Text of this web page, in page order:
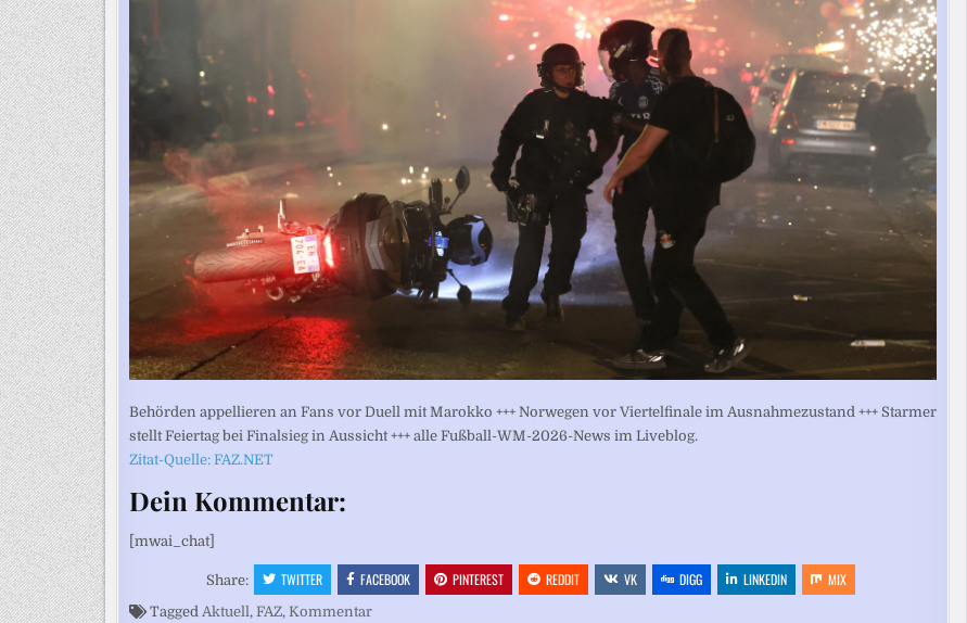
Behörden appellieren an Fans vor Duell mit Marokko +++ Norwegen vor Viertelfinale im Ausnahmezustand +++ Starmer
stellt Feiertag bei Finalsieg in Aussicht +++ alle Fußball-WM-2026-News im Liveblog.
Zitat-Quelle: FAZ.NET
Dein Kommentar:
[mwai_chat]
Share: TWITTER FACEBOOK PINTEREST REDDIT VK DIGG LINKEDIN MIX
Tagged Aktuell, FAZ, Kommentar